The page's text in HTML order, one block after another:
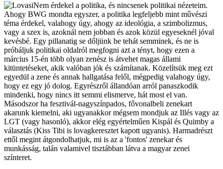
Nem érdekel a politika, és nincsenek politikai nézeteim.
Ahogy BWG mondta egyszer, a politika legfeljebb mint művészi
téma érdekel, valahogy úgy, ahogy az ideológia, a szimbolizmus,
vagy a szex is, azoknál nem jobban és azok közül egyeseknél jóval
kevésbé. Egy pillanatig se dőljünk be tehát semminek, és ne is
próbáljuk politikai oldalról megfogni azt a tényt, hogy ezen a
március 15-én több olyan zenész is átvehet magas állami
kitüntetéseket, akik valóban jók és számítanak. Közelítsük meg ezt
egyedül a zene és annak hallgatása felől, mégpedig valahogy úgy,
hogy ez egy jó dolog. Egyrészről állandóan arról panaszkodik
mindenki, hogy nincs itt semmi elismerve, hát most el van.
Másodszor ha fesztivál-nagyszínpados, fővonalbeli zenekart
akarunk kiemelni, aki ugyanakkor mégsem mondjuk az Illés vagy az
LGT (vagy hasonló), akkor elég egyértelműen Kispál és Quimby a
választás (Kiss Tibi is lovagkeresztet kapott ugyanis). Harmadrészt
ettől megint átgondolhatjuk, mi is az a 'fontos' zenekar és
munkásság, talán valamivel tisztábban látva a magyar zenei
színteret.